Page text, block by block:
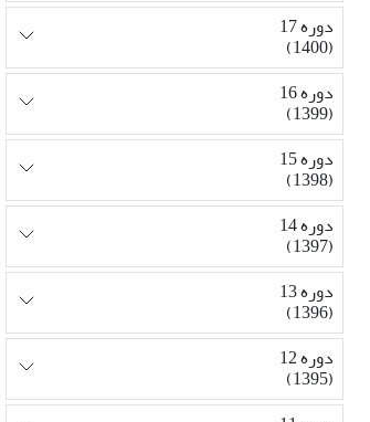
دوره 17
(1400)
دوره 16
(1399)
دوره 15
(1398)
دوره 14
(1397)
دوره 13
(1396)
دوره 12
(1395)